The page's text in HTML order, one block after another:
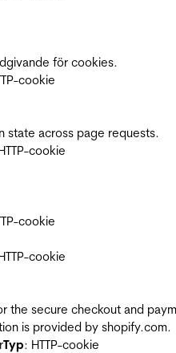
för cookies.
cookie
state across page requests.
cookie
cookie
cookie
the secure checkout and
is provided by shopify.com.
Typ: HTTP-cookie